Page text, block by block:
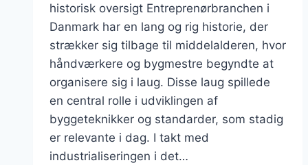
historisk oversigt Entreprenørbranchen i
Danmark har en lang og rig historie, der
strækker sig tilbage til middelalderen, hvor
håndværkere og bygmestre begyndte at
organisere sig i laug. Disse laug spillede
en central rolle i udviklingen af
byggeteknikker og standarder, som stadig
er relevante i dag. I takt med
industrialiseringen i det…